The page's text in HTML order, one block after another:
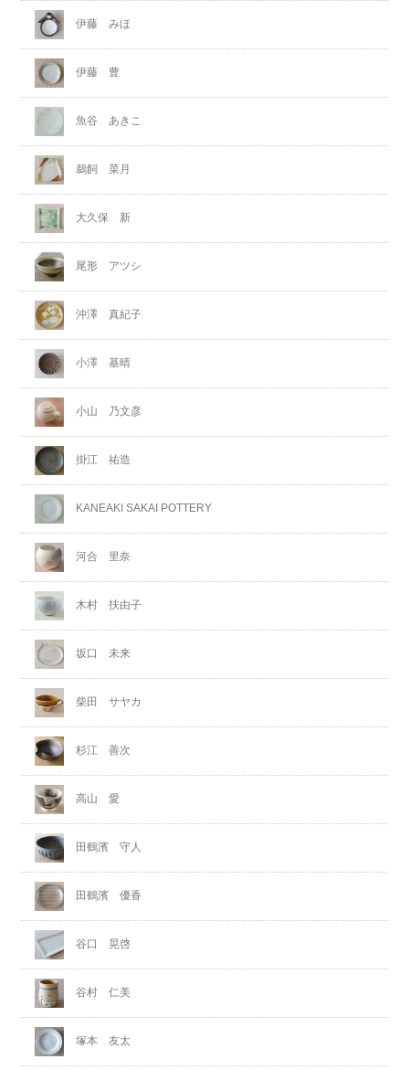
伊藤 みほ
伊藤 豊
魚谷 あきこ
鵜飼 菜月
大久保 新
尾形 アツシ
沖澤 真紀子
小澤 基晴
小山 乃文彦
掛江 祐造
KANEAKI SAKAI POTTERY
河合 里奈
木村 扶由子
坂口 未来
柴田 サヤカ
杉江 善次
高山 愛
田鶴濱 守人
田鶴濱 優香
谷口 晃啓
谷村 仁美
塚本 友太